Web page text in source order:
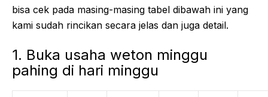
bisa cek pada masing-masing tabel dibawah ini yang
kami sudah rincikan secara jelas dan juga detail.
1. Buka usaha weton minggu
pahing di hari minggu